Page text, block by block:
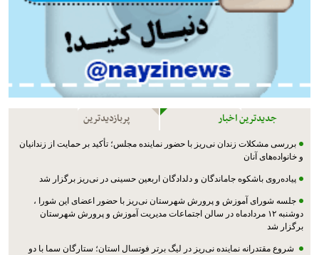
جدیدترین اخبار پربازدیدترین
بررسی مشکلات زندان نی‌ریز با حضور نماینده مجلس؛ تأکید بر حمایت از زندانیان
و خانواده‌های آنان
پیاده‌روی باشکوه جاماندگان و دلدادگان اربعین حسینی در نی‌ریز برگزار شد
جلسه شورای آموزش و پرورش شهرستان نی‌ریز با حضور اعضای این شورا ،
دوشنبه ۱۲ مردادماه در سالن اجتماعات مدیریت آموزش و پرورش شهرستان
برگزار شد
شروع مقتدرانه نماینده نی‌ریز در لیگ برتر فوتسال استان؛ ستارگان سما با دو